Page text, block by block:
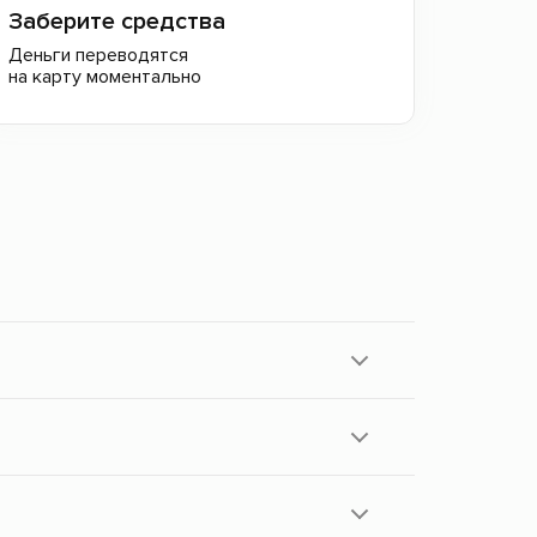
Заберите средства
Деньги переводятся
на карту моментально